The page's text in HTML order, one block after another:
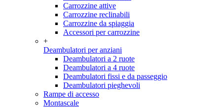
Carrozzine attive
Carrozzine reclinabili
Carrozzine da spiaggia
Accessori per carrozzine
+
Deambulatori per anziani
Deambulatori a 2 ruote
Deambulatori a 4 ruote
Deambulatori fissi e da passeggio
Deambulatori pieghevoli
Rampe di accesso
Montascale